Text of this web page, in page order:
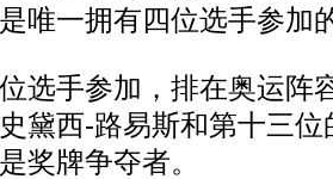
唯一拥有四位选手参加
手参加，排在奥运阵
黛西-路易斯和第十三
奖牌争夺者。